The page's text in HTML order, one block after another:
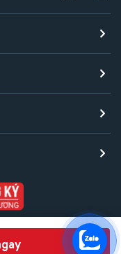
Chat hỗ trợ
Điều khoản sử dụng